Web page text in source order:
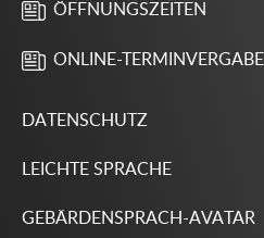
ÖFFNUNGSZEITEN
ONLINE-TERMINVERGABE
DATENSCHUTZ
LEICHTE SPRACHE
GEBÄRDENSPRACH-AVATAR